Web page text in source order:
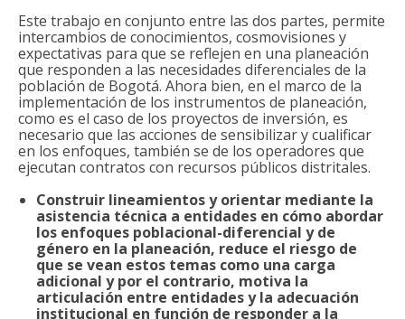
Este trabajo en conjunto entre las dos partes, permite
intercambios de conocimientos, cosmovisiones y
expectativas para que se reflejen en una planeación
que responden a las necesidades diferenciales de la
población de Bogotá. Ahora bien, en el marco de la
implementación de los instrumentos de planeación,
como es el caso de los proyectos de inversión, es
necesario que las acciones de sensibilizar y cualificar
en los enfoques, también se de los operadores que
ejecutan contratos con recursos públicos distritales.
Construir lineamientos y orientar mediante la
asistencia técnica a entidades en cómo abordar
los enfoques poblacional-diferencial y de
género en la planeación, reduce el riesgo de
que se vean estos temas como una carga
adicional y por el contrario, motiva la
articulación entre entidades y la adecuación
institucional en función de responder a la